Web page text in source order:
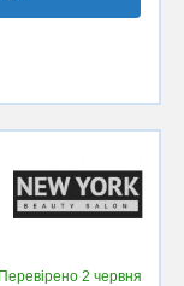
Перевірено 2 червня